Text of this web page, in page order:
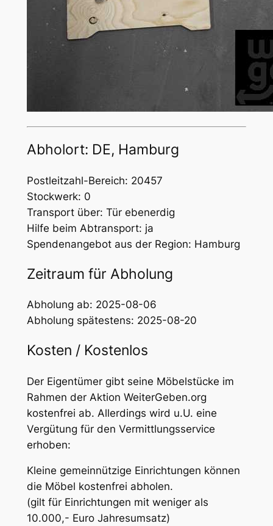
Abholort: DE, Hamburg
Postleitzahl-Bereich: 20457
Stockwerk: 0
Transport über: Tür ebenerdig
Hilfe beim Abtransport: ja
Spendenangebot aus der Region: Hamburg
Zeitraum für Abholung
Abholung ab: 2025-08-06
Abholung spätestens: 2025-08-20
Kosten / Kostenlos
Der Eigentümer gibt seine Möbelstücke im
Rahmen der Aktion WeiterGeben.org
kostenfrei ab. Allerdings wird u.U. eine
Vergütung für den Vermittlungsservice
erhoben:
Kleine gemeinnützige Einrichtungen können
die Möbel kostenfrei abholen.
(gilt für Einrichtungen mit weniger als
10.000,- Euro Jahresumsatz)